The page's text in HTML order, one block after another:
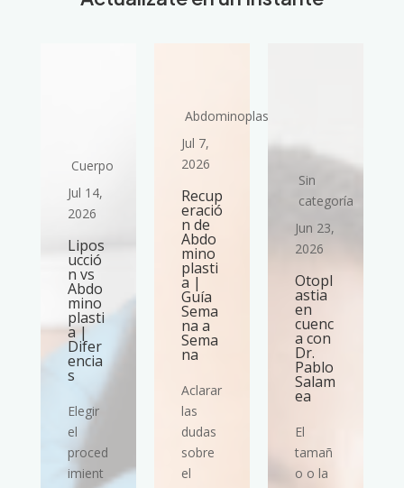
Cuerpo
Jul 14,
2026
Lipos
ucció
n vs
Abdo
mino
plasti
a |
Difer
encia
s
Elegir
el
proced
imient
Abdominoplastia
Jul 7,
2026
Recup
eració
n de
Abdo
mino
plasti
a |
Guía
Sema
na a
Sema
na
Aclarar
las
dudas
sobre
el
Sin
categoría
Jun 23,
2026
Otopl
astia
en
cuenc
a con
Dr.
Pablo
Salam
ea
El
tamañ
o o la